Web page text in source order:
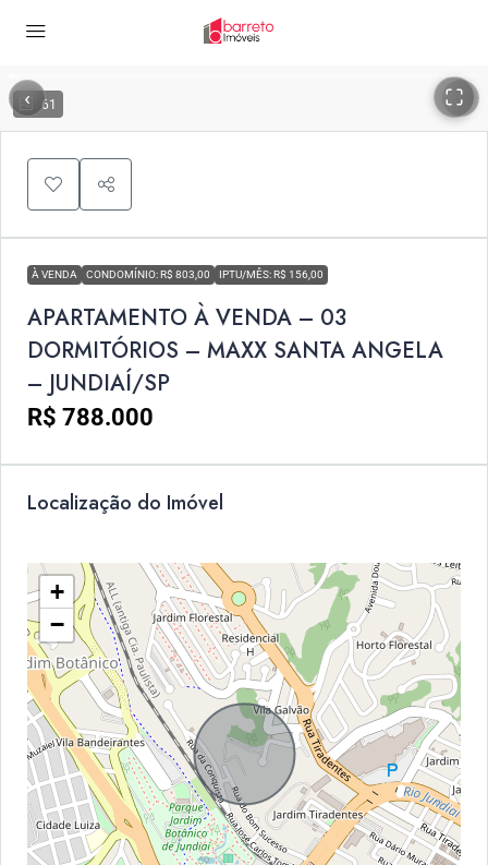
61
‹ ›
À VENDA CONDOMÍNIO: R$ 803,00 IPTU/MÊS: R$ 156,00
APARTAMENTO À VENDA – 03
DORMITÓRIOS – MAXX SANTA ANGELA
– JUNDIAÍ/SP
R$ 788.000
Localização do Imóvel
+
−